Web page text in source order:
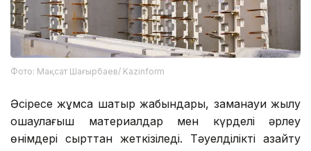
Фото: Мақсат Шағырбаев/ Kazinform
Әсіресе жұмсақ шатыр жабындары, заманауи жылу
оқшаулағыш материалдар мен күрделі әрлеу
өнімдері сырттан жеткізіледі. Тәуелділікті азайту